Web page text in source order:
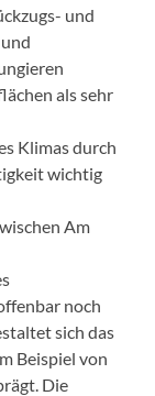
und
als sehr
Klimas durch
wichtig
Am
noch
sich das
Beispiel von
Die